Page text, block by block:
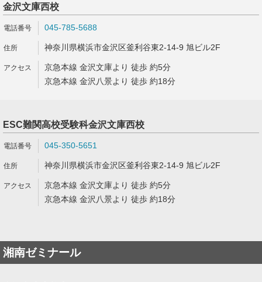
金沢文庫西校
045-785-5688
神奈川県横浜市金沢区釜利谷東2-14-9 旭ビル2F
京急本線 金沢文庫より 徒歩 約5分
京急本線 金沢八景より 徒歩 約18分
ESC難関高校受験科金沢文庫西校
045-350-5651
神奈川県横浜市金沢区釜利谷東2-14-9 旭ビル2F
京急本線 金沢文庫より 徒歩 約5分
京急本線 金沢八景より 徒歩 約18分
湘南ゼミナール